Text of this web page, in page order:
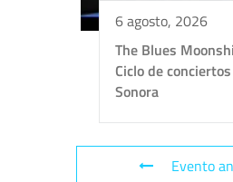
6 agosto, 2026
The Blues
Ciclo de
Sonora
Evento